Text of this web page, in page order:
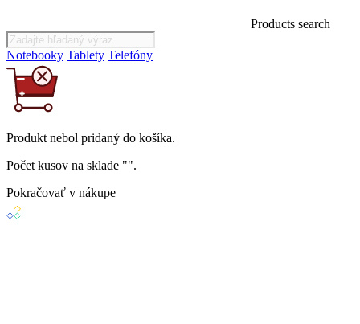
Products search
Notebooky Tablety Telefóny
Produkt nebol pridaný do košíka.
Počet kusov na sklade "".
Pokračovať v nákupe